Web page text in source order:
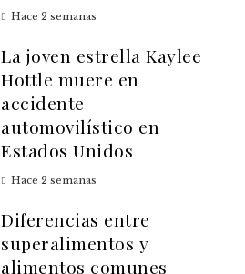
Hace 2 semanas
La joven estrella Kaylee
Hottle muere en
accidente
automovilístico en
Estados Unidos
Hace 2 semanas
Diferencias entre
superalimentos y
alimentos comunes